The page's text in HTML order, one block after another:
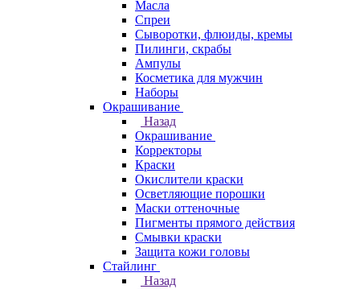
Масла
Спреи
Сыворотки, флюиды, кремы
Пилинги, скрабы
Ампулы
Косметика для мужчин
Наборы
Окрашивание
Назад
Окрашивание
Корректоры
Краски
Окислители краски
Осветляющие порошки
Маски оттеночные
Пигменты прямого действия
Смывки краски
Защита кожи головы
Стайлинг
Назад